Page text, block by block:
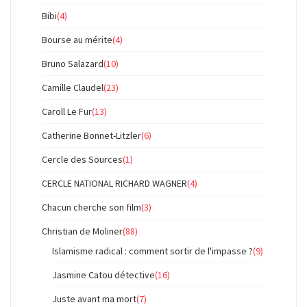
Bibi(4)
Bourse au mérite(4)
Bruno Salazard(10)
Camille Claudel(23)
Caroll Le Fur(13)
Catherine Bonnet-Litzler(6)
Cercle des Sources(1)
CERCLE NATIONAL RICHARD WAGNER(4)
Chacun cherche son film(3)
Christian de Moliner(88)
Islamisme radical : comment sortir de l'impasse ?(9)
Jasmine Catou détective(16)
Juste avant ma mort(7)